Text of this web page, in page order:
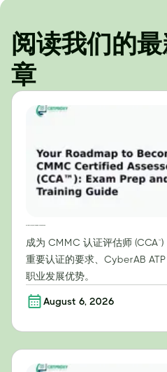
阅读我们的
章
成为 CMMC 认证评估师
重要认证的要求、CyberAB
职业发展优势。
August 6, 2026